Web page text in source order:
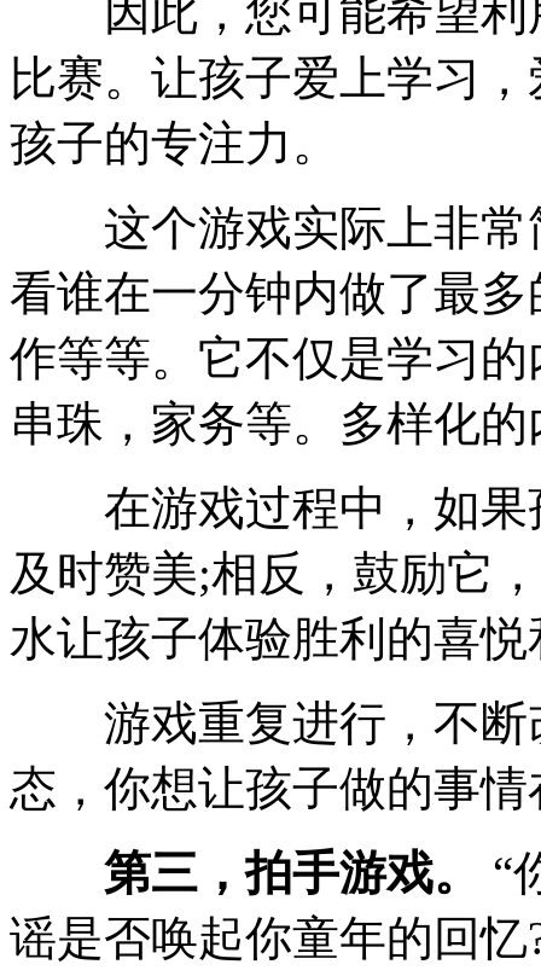
因此，您可能希望利
比赛。让孩子爱上学习
孩子的专注力。
这个游戏实际上非常
看谁在一分钟内做了最
作等等。它不仅是学习
串珠，家务等。多样化
在游戏过程中，如果
及时赞美;相反，鼓励它
水让孩子体验胜利的喜
游戏重复进行，不断
态，你想让孩子做的事
第三，拍手游戏。 “
谣是否唤起你童年的回